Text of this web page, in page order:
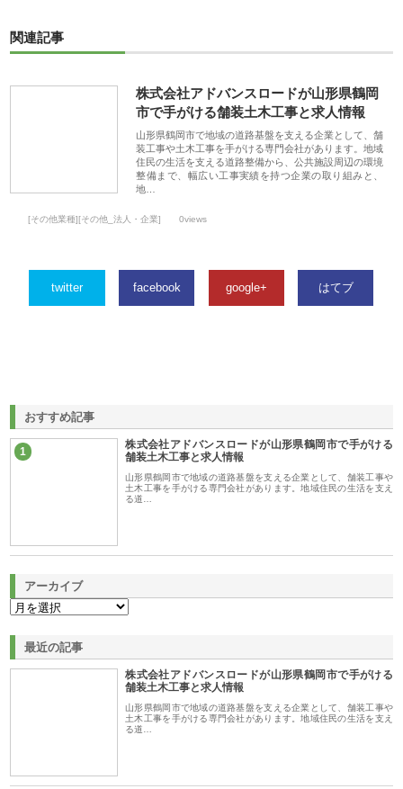
関連記事
株式会社アドバンスロードが山形県鶴岡
市で手がける舗装土木工事と求人情報
山形県鶴岡市で地域の道路基盤を支える企業として、舗
装工事や土木工事を手がける専門会社があります。地域
住民の生活を支える道路整備から、公共施設周辺の環境
整備まで、幅広い工事実績を持つ企業の取り組みと、
地…
[その他業種][その他_法人・企業] 0views
twitter facebook google+ はてブ
おすすめ記事
1
株式会社アドバンスロードが山形県鶴岡市で手がける
舗装土木工事と求人情報
山形県鶴岡市で地域の道路基盤を支える企業として、舗装工事や
土木工事を手がける専門会社があります。地域住民の生活を支え
る道…
アーカイブ
最近の記事
株式会社アドバンスロードが山形県鶴岡市で手がける
舗装土木工事と求人情報
山形県鶴岡市で地域の道路基盤を支える企業として、舗装工事や
土木工事を手がける専門会社があります。地域住民の生活を支え
る道…